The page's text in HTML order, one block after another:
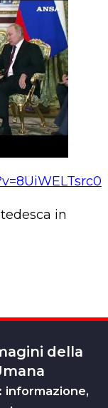
in
della
informazione,